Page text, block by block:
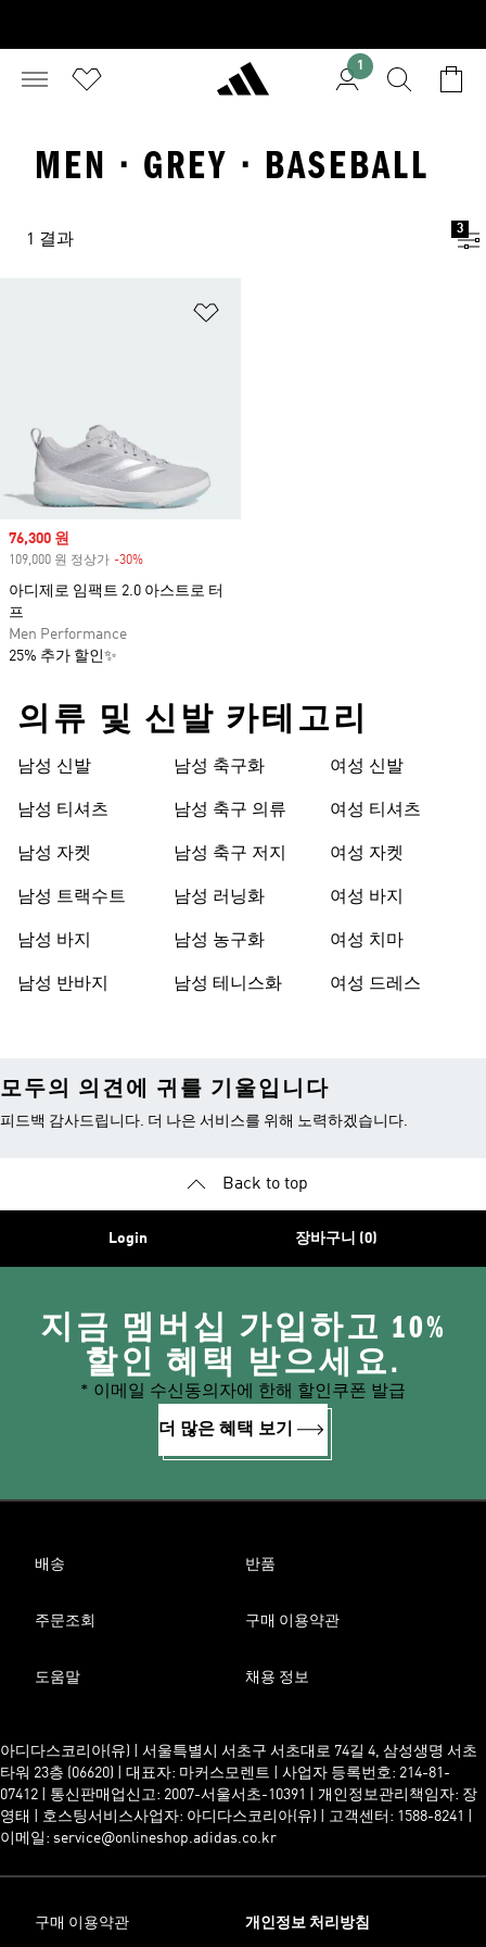
1
MEN · GREY · BASEBALL
1 결과
3
Sale price
76,300 원
109,000 원 정상가 -30%
아디제로 임팩트 2.0 아스트로 터
프
Men Performance
25% 추가 할인✨
의류 및 신발 카테고리
남성 신발
남성 티셔츠
남성 자켓
남성 트랙수트
남성 바지
남성 반바지
남성 축구화
남성 축구 의류
남성 축구 저지
남성 러닝화
남성 농구화
남성 테니스화
여성 신발
여성 티셔츠
여성 자켓
여성 바지
여성 치마
여성 드레스
모두의 의견에 귀를 기울입니다
피드백 감사드립니다. 더 나은 서비스를 위해 노력하겠습니다.
Back to top
Login 장바구니 (0)
지금 멤버십 가입하고 10%
할인 혜택 받으세요.
* 이메일 수신동의자에 한해 할인쿠폰 발급
더 많은 혜택 보기
배송 반품
주문조회 구매 이용약관
도움말 채용 정보
아디다스코리아(유) | 서울특별시 서초구 서초대로 74길 4, 삼성생명 서초
타워 23층 (06620) | 대표자: 마커스모렌트 | 사업자 등록번호: 214-81-
07412 | 통신판매업신고: 2007-서울서초-10391 | 개인정보관리책임자: 장
영태 | 호스팅서비스사업자: 아디다스코리아(유) | 고객센터: 1588-8241 |
이메일: service@onlineshop.adidas.co.kr
구매 이용약관 개인정보 처리방침